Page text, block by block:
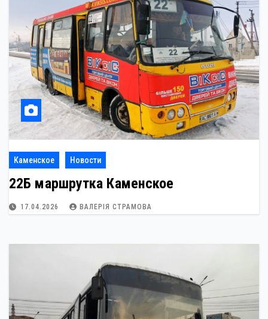
Каменское Новости
22Б маршрутка Каменское
17.04.2026 ВАЛЕРІЯ СТРАМОВА